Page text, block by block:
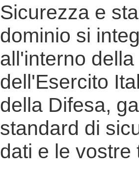
Sicurezza e
dominio si
all'interno
dell'Esercito
della Difesa,
standard di
dati e le vostre